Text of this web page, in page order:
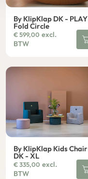
By KlipKlap DK - PLAY
Fold Circle
€599,00 excl.
BTW
By KlipKlap Kids Chair
DK - XL
€335,00 excl.
BTW